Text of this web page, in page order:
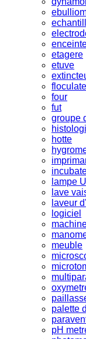
etagere
etuve
four
fut
groupe
hotte
lampe
lave
laveur
logiciel
meuble
palette
pH